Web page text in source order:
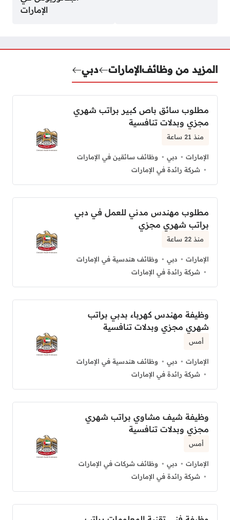
الإمارات
المزيد من وظائفالإمارات دبي
مطلوب سائق باص كبير براتب شهري
مجزي وبدلات تنافسية
منذ 21 ساعة
الإمارات دبي
وظائف سائقين في الإمارات
شركة رائدة في الإمارات
مطلوب مهندس مدني للعمل في دبي
براتب شهري مجزي
منذ 22 ساعة
الإمارات دبي
وظائف هندسية في الإمارات
شركة رائدة في الإمارات
وظيفة مهندس كهرباء بدبي براتب
شهري مجزي وبدلات تنافسية
أمس
الإمارات دبي
وظائف هندسية في الإمارات
شركة رائدة في الإمارات
وظيفة شيف مشاوي براتب شهري
مجزي وبدلات تنافسية
أمس
الإمارات دبي
وظائف شركات في الإمارات
شركة رائدة في الإمارات